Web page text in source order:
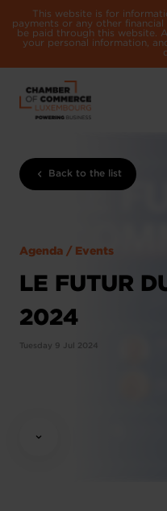
This website is for
payments or any other
be paid through this website.
your personal information,
Back to the list
Agenda / Events
LE FUTUR
2024
Tuesday 9 Jul 2024